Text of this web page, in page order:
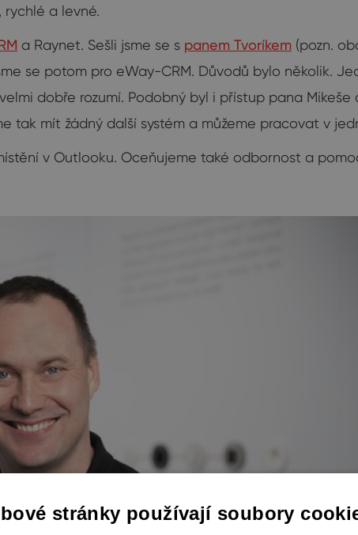
a levné.
a Raynet. Sešli jsme se s panem Tvoríkem (pozn.
se potom pro eWay-CRM. Důvodů bylo několik.
dobře rozumí. Podobný byl i přístup pana
tak mít žádný další systém a můžeme pracovat v
v Outlooku. Oceňujeme také odbornost a
stránky používají soubory